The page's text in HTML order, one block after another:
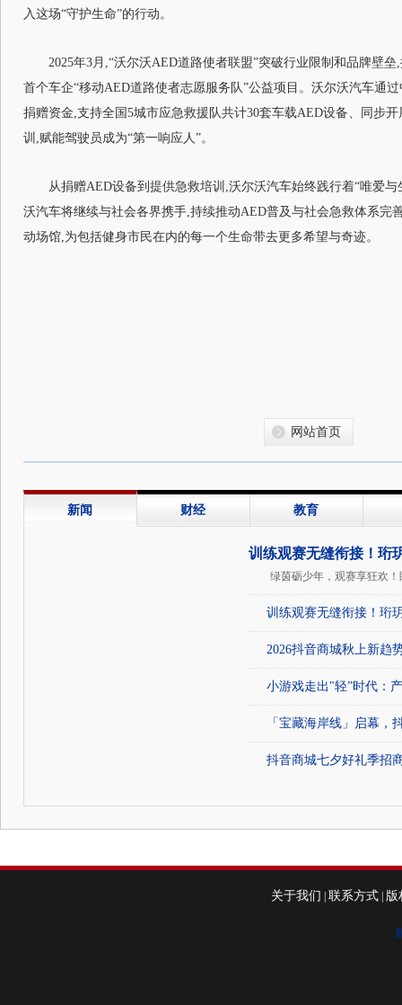
入这场“守护生命”的行动。
2025年3月,“沃尔沃AED道路使者联盟”突破行业限制和品牌壁
首个车企“移动AED道路使者志愿服务队”公益项目。沃尔沃汽车通
捐赠资金,支持全国5城市应急救援队共计30套车载AED设备、同步
训,赋能驾驶员成为“第一响应人”。
从捐赠AED设备到提供急救培训,沃尔沃汽车始终践行着“唯爱
沃汽车将继续与社会各界携手,持续推动AED普及与社会急救体系完
动场馆,为包括健身市民在内的每一个生命带去更多希望与奇迹。
网站首页
新闻 财经 教育
训练观赛无缝衔接！珩
赛事第二现场
绿茵砺少年，观赛享狂欢
训练观赛无缝衔接！珩
2026抖音商城秋上新趋
小游戏走出"轻”时代：
「宝藏海岸线」启幕，
抖音商城七夕好礼季招
关于我们 联系方式 版